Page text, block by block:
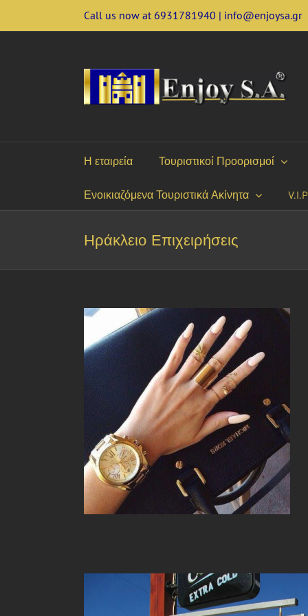
Call us now at 6931781940 | info@enjoysa.gr
Η εταιρεία Τουριστικοί Προορισμοί
Ενοικιαζόμενα Τουριστικά Ακίνητα
Ηράκλειο Επιχειρήσεις